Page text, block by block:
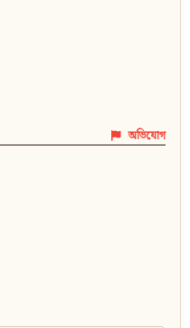
অভিযোগ